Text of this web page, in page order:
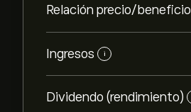
Relación precio/beneficio
Ingresos i
Dividendo (rendimiento)